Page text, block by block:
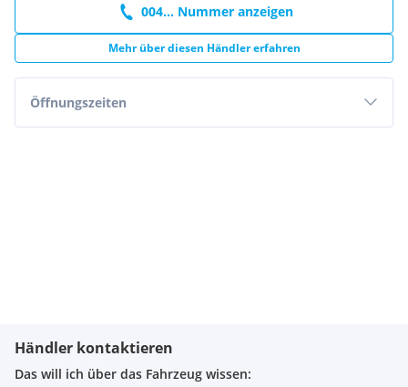
004... Nummer anzeigen
Mehr über diesen Händler erfahren
Öffnungszeiten
Händler kontaktieren
Das will ich über das Fahrzeug wissen: